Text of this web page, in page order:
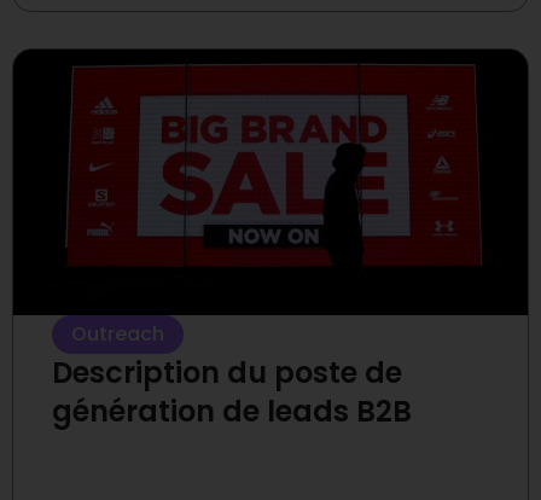
Outreach
Description du poste de
génération de leads B2B